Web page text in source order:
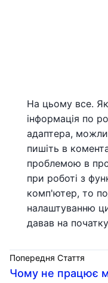
На цьому все.
інформація по
адаптера,
пишіть в
проблемою в
при роботі з
комп'ютер, то
налаштуванню
давав на початку
Попередня Стаття
Чому не працює